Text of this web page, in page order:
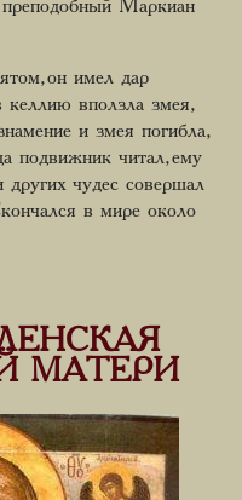
преподобный Маркиан
он имел дар
вползла змея,
и змея погибла,
подвижник читал, ему
чудес совершал
в мире около
МАТЕРИ